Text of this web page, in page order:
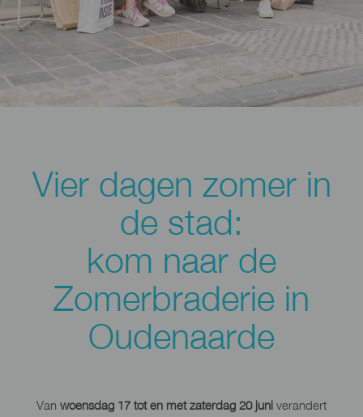
Vier dagen zomer in
de stad:
kom naar de
Zomerbraderie in
Oudenaarde
Van woensdag 17 tot en met zaterdag 20 juni verandert